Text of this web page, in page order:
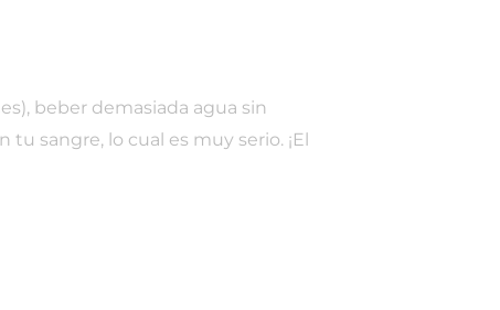
beber demasiada agua sin
sangre, lo cual es muy serio. ¡El